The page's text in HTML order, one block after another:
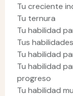
Tu creciente
Tu ternura
Tu habilidad
Tus
Tu habilidad
Tu habilidad
progreso
Tu habilidad